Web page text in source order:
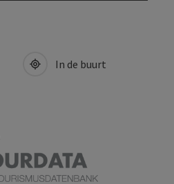
In de buurt